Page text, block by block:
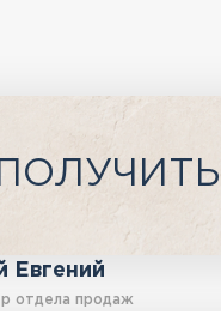
Евгений
отдела продаж